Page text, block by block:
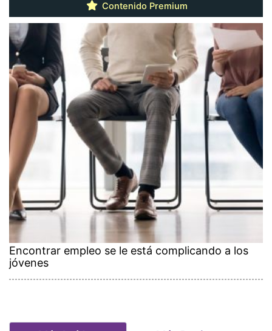
Contenido Premium
Encontrar empleo se le está complicando a los
jóvenes